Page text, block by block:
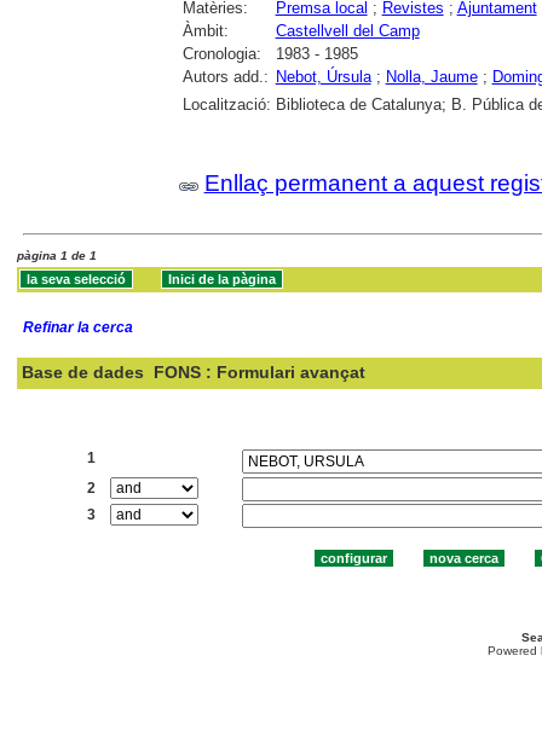
Matèries: Premsa local ; Revistes ; Ajuntament
Àmbit:
Castellvell del Camp
Cronologia:
1983 - 1985
Autors add.: Nebot, Úrsula; Nolla, Jaume;
Localització: Biblioteca de Catalunya; B. Pública
Enllaç permanent a aquest
pàgina 1 de 1
Refinar la cerca
Base de dades FONS : Formulari avançat
1
2
3